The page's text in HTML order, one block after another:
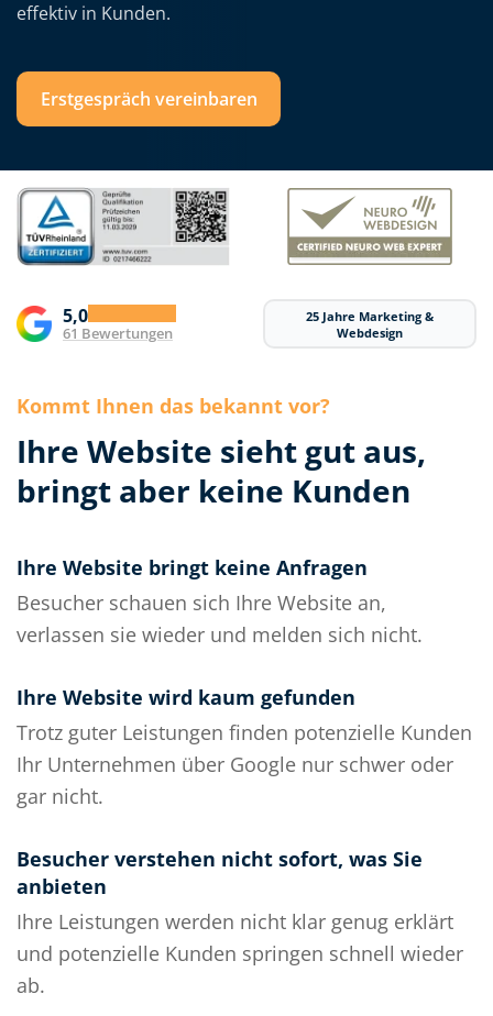
effektiv in Kunden.
Erstgespräch vereinbaren
5,0
61 Bewertungen
25 Jahre Marketing &
Webdesign
Kommt Ihnen das bekannt vor?
Ihre Website sieht gut aus,
bringt aber keine Kunden
Ihre Website bringt keine Anfragen
Besucher schauen sich Ihre Website an,
verlassen sie wieder und melden sich nicht.
Ihre Website wird kaum gefunden
Trotz guter Leistungen finden potenzielle Kunden
Ihr Unternehmen über Google nur schwer oder
gar nicht.
Besucher verstehen nicht sofort, was Sie
anbieten
Ihre Leistungen werden nicht klar genug erklärt
und potenzielle Kunden springen schnell wieder
ab.